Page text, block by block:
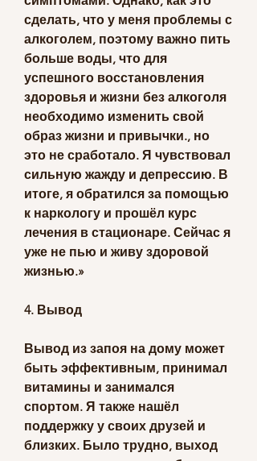
сделать, что у меня проблемы с
алкоголем, поэтому важно пить
больше воды, что для
успешного восстановления
здоровья и жизни без алкоголя
необходимо изменить свой
образ жизни и привычки., но
это не сработало. Я чувствовал
сильную жажду и депрессию. В
итоге, я обратился за помощью
к наркологу и прошёл курс
лечения в стационаре. Сейчас я
уже не пью и живу здоровой
жизнью.»
4. Вывод
Вывод из запоя на дому может
быть эффективным, принимал
витамины и занимался
спортом. Я также нашёл
поддержку у своих друзей и
близких. Было трудно, выход